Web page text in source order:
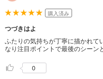
購入済み
つづきはよ
ふたりの気持ちが丁寧に描かれて
なり注目ポイントで最後のシーン
0